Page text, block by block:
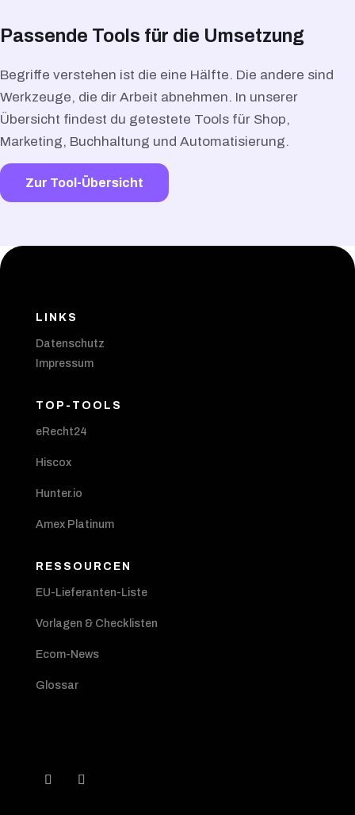
Passende Tools für die Umsetzung
Begriffe verstehen ist die eine Hälfte. Die andere sind
Werkzeuge, die dir Arbeit abnehmen. In unserer
Übersicht findest du getestete Tools für Shop,
Marketing, Buchhaltung und Automatisierung.
Zur Tool-Übersicht
LINKS
Datenschutz
Impressum
TOP-TOOLS
eRecht24
Hiscox
Hunter.io
Amex Platinum
RESSOURCEN
EU-Lieferanten-Liste
Vorlagen & Checklisten
Ecom-News
Glossar